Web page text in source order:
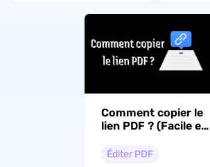
Comment copier le
lien PDF ? (Facile et
Éditer PDF